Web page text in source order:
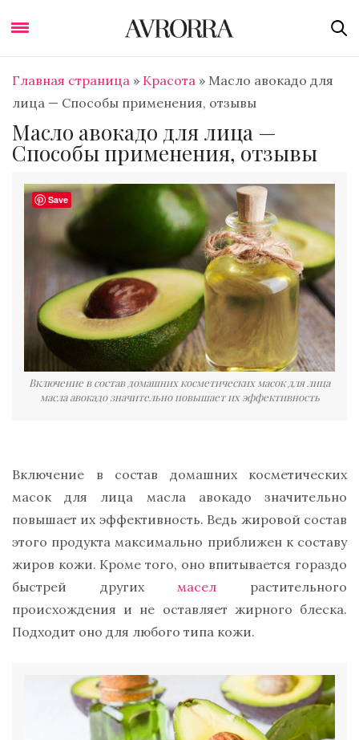
Главная страница » Красота » Масло авокадо для
лица — Способы применения, отзывы
Масло авокадо для лица —
Способы применения, отзывы
Включение в состав домашних косметических масок для лица
масла авокадо значительно повышает их эффективность
Включение в состав домашних косметических
масок для лица масла авокадо значительно
повышает их эффективность. Ведь жировой состав
этого продукта максимально приближен к составу
жиров кожи. Кроме того, оно впитывается гораздо
быстрей других масел растительного
происхождения и не оставляет жирного блеска.
Подходит оно для любого типа кожи.
Save